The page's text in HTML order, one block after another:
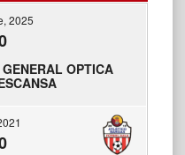
2025
OPTICA